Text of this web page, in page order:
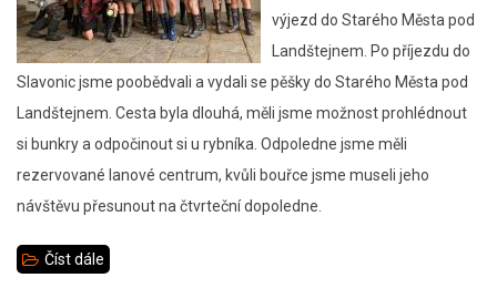
výjezd do Starého Města pod
Landštejnem. Po příjezdu do
Slavonic jsme poobědvali a vydali se pěšky do Starého Města pod
Landštejnem. Cesta byla dlouhá, měli jsme možnost prohlédnout
si bunkry a odpočinout si u rybníka. Odpoledne jsme měli
rezervované lanové centrum, kvůli bouřce jsme museli jeho
návštěvu přesunout na čtvrteční dopoledne.
Číst dále